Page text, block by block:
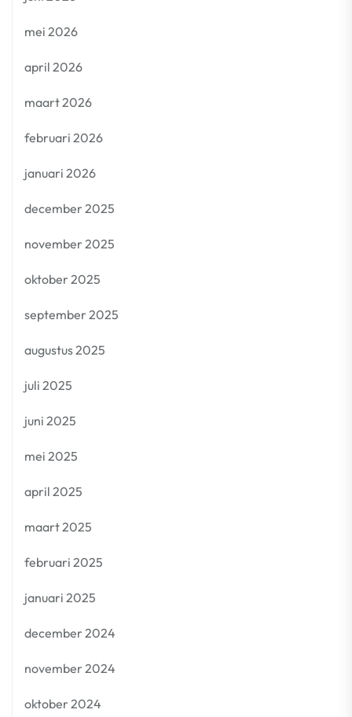
mei 2026
april 2026
maart 2026
februari 2026
januari 2026
december 2025
november 2025
oktober 2025
september 2025
augustus 2025
juli 2025
juni 2025
mei 2025
april 2025
maart 2025
februari 2025
januari 2025
december 2024
november 2024
oktober 2024